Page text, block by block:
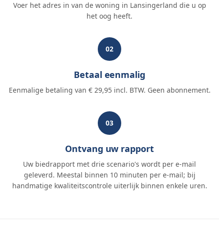
Voer het adres in van de woning in Lansingerland die u op
het oog heeft.
02
Betaal eenmalig
Eenmalige betaling van € 29,95 incl. BTW. Geen abonnement.
03
Ontvang uw rapport
Uw biedrapport met drie scenario's wordt per e-mail
geleverd. Meestal binnen 10 minuten per e-mail; bij
handmatige kwaliteitscontrole uiterlijk binnen enkele uren.